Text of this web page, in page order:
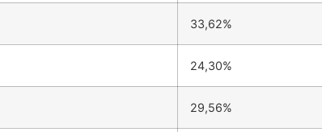
33,62%
24,30%
29,56%